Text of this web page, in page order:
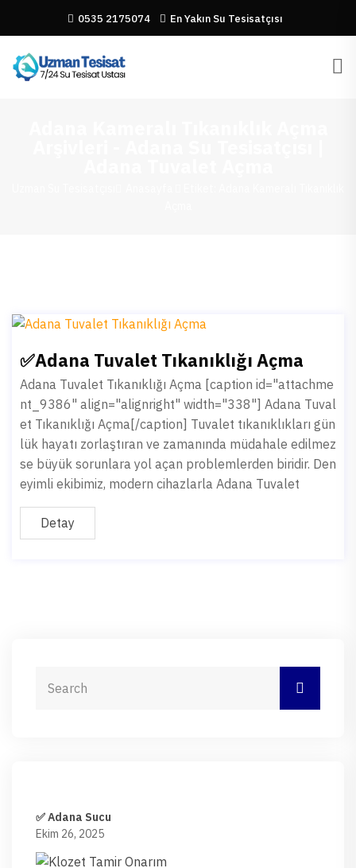
0535 2175074 En Yakın Su Tesisatçısı
✅Adana Tuvalet Tıkanıklığı Açma
Adana Tuvalet Tıkanıklığı Açma [caption id="attachme
nt_9386" align="alignright" width="338"] Adana Tuval
et Tıkanıklığı Açma[/caption] Tuvalet tıkanıklıkları gün
lük hayatı zorlaştıran ve zamanında müdahale edilmez
se büyük sorunlara yol açan problemlerden biridir. Den
eyimli ekibimiz, modern cihazlarla Adana Tuvalet
Detay
✅ Adana Sucu
Ekim 26, 2025